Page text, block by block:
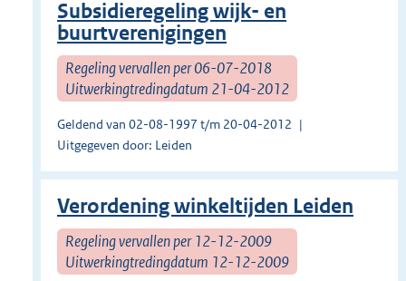
Subsidieregeling wijk- en
buurtverenigingen
Regeling vervallen per 06-07-2018
Uitwerkingtredingdatum 21-04-2012
Geldend van 02-08-1997 t/m 20-04-2012
Uitgegeven door: Leiden
Verordening winkeltijden Leiden
Regeling vervallen per 12-12-2009
Uitwerkingtredingdatum 12-12-2009